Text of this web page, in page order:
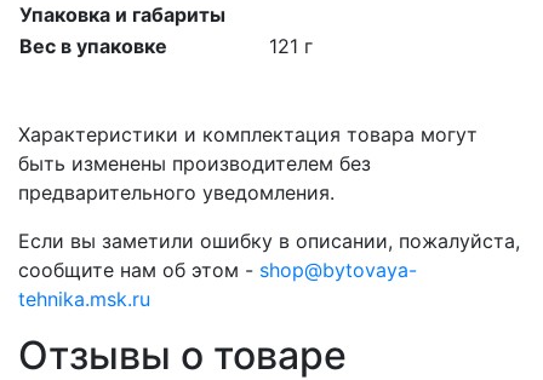
Упаковка и габариты
Вес в упаковке
121 г
Характеристики и комплектация товара могут
быть изменены производителем без
предварительного уведомления.
Если вы заметили ошибку в описании, пожалуйста,
сообщите нам об этом - shop@bytovaya-
tehnika.msk.ru
Отзывы о товаре